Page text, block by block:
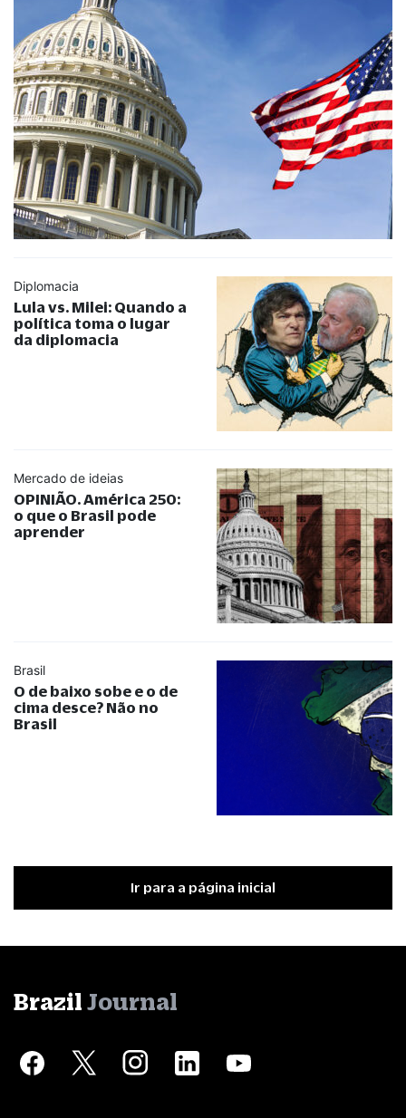
Diplomacia
Lula vs. Milei: Quando a
política toma o lugar
da diplomacia
Mercado de ideias
OPINIÃO. América 250:
o que o Brasil pode
aprender
Brasil
O de baixo sobe e o de
cima desce? Não no
Brasil
Ir para a página inicial
Brazil Journal